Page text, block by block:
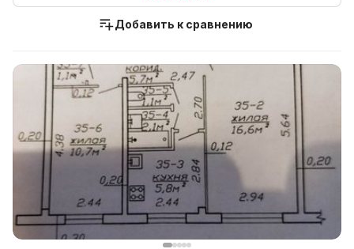
Добавить к сравнению